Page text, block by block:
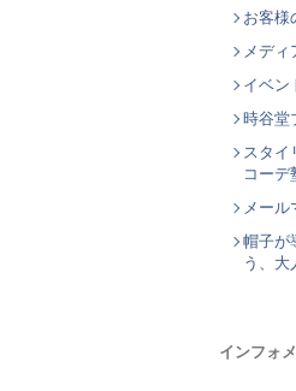
お客様
メディ
イベン
時谷堂
スタイ
コーデ
メール
帽子が
う、大
インフォ